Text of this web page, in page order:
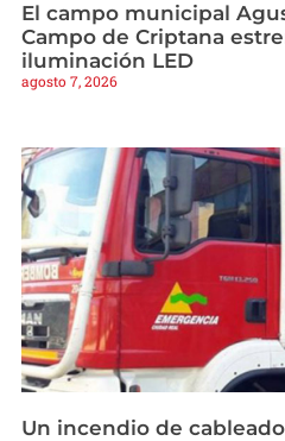
El campo municipal
Campo de Criptana
iluminación LED
agosto 7, 2026
Un incendio de